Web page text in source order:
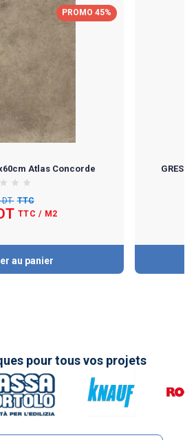
PROMO 45%
Atlas Concorde
DT TTC
TTC / M2
au panier
pour tous vos projets